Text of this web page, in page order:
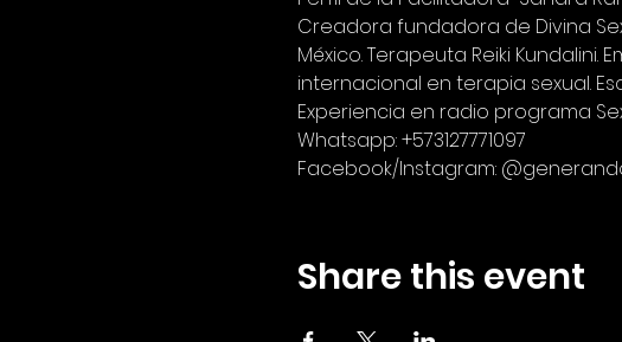
Creadora fundadora de Divina
México. Terapeuta Reiki
internacional en terapia sexual.
Experiencia en radio programa
Whatsapp: +573127771097
Facebook/Instagram:
Share this event